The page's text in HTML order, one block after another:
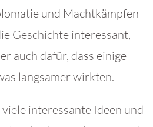
und Machtkämpfen
Geschichte interessant,
auch dafür, dass einige
langsamer wirkten.
interessante Ideen und